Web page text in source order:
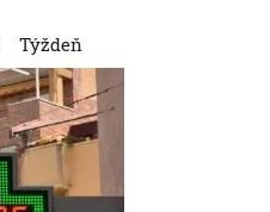
Týždeň